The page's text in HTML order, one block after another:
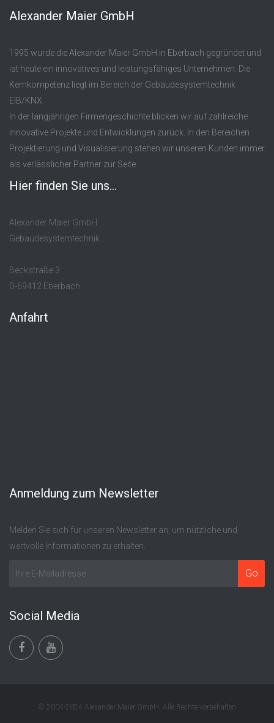
Alexander Maier GmbH
1995 wurde die Alexander Maier GmbH in Eberbach gegründet und
ist heute ein innovatives und leistungsfähiges Unternehmen. Die
Kernkompetenz liegt im Bereich der Gebäudesystemtechnik
EIB/KNX.
In der langjährigen Firmengeschichte blicken wir auf zahlreiche
innovative Projekte und Entwicklungen zurück. In den Bereichen
Projektierung und Visualisierung stehen wir unseren Kunden immer
als verlässlicher Partner zur Seite.
Hier finden Sie uns...
Alexander Maier GmbH
Gebäudesystemtechnik
Beckstraße 3
D-69412 Eberbach
Anfahrt
Anmeldung zum Newsletter
Melden Sie sich für unseren Newsletter an, um nützliche und
wertvolle Informationen zu erhalten.
Social Media
© 2004-2024 Alexander Maier GmbH. Alle Rechte vorbehalten